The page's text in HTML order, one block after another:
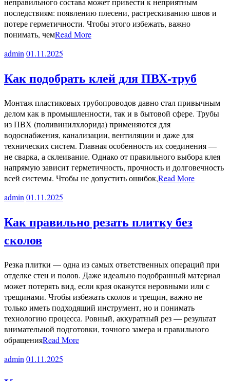
последствиям: появлению плесени, растрескиванию швов и
потере герметичности. Чтобы этого избежать, важно
понимать, чемRead More
admin 01.11.2025
Как подобрать клей для ПВХ-труб
Монтаж пластиковых трубопроводов давно стал привычным
делом как в промышленности, так и в бытовой сфере. Трубы
из ПВХ (поливинилхлорида) применяются для
водоснабжения, канализации, вентиляции и даже для
технических систем. Главная особенность их соединения —
не сварка, а склеивание. Однако от правильного выбора клея
напрямую зависит герметичность, прочность и долговечность
всей системы. Чтобы не допустить ошибок,Read More
admin 01.11.2025
Как правильно резать плитку без
сколов
Резка плитки — одна из самых ответственных операций при
отделке стен и полов. Даже идеально подобранный материал
может потерять вид, если края окажутся неровными или с
трещинами. Чтобы избежать сколов и трещин, важно не
только иметь подходящий инструмент, но и понимать
технологию процесса. Ровный, аккуратный рез — результат
внимательной подготовки, точного замера и правильного
обращенияRead More
admin 01.11.2025